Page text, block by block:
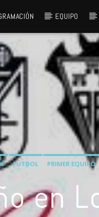
EQUIPO
FÚTBOL PRIMER EQUIPO
en